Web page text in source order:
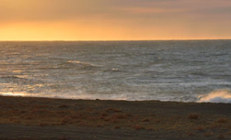
S-Class
Sedan
New
S-Class
Sedan
Long
New
Mercedes-
Maybach
S-Class
New